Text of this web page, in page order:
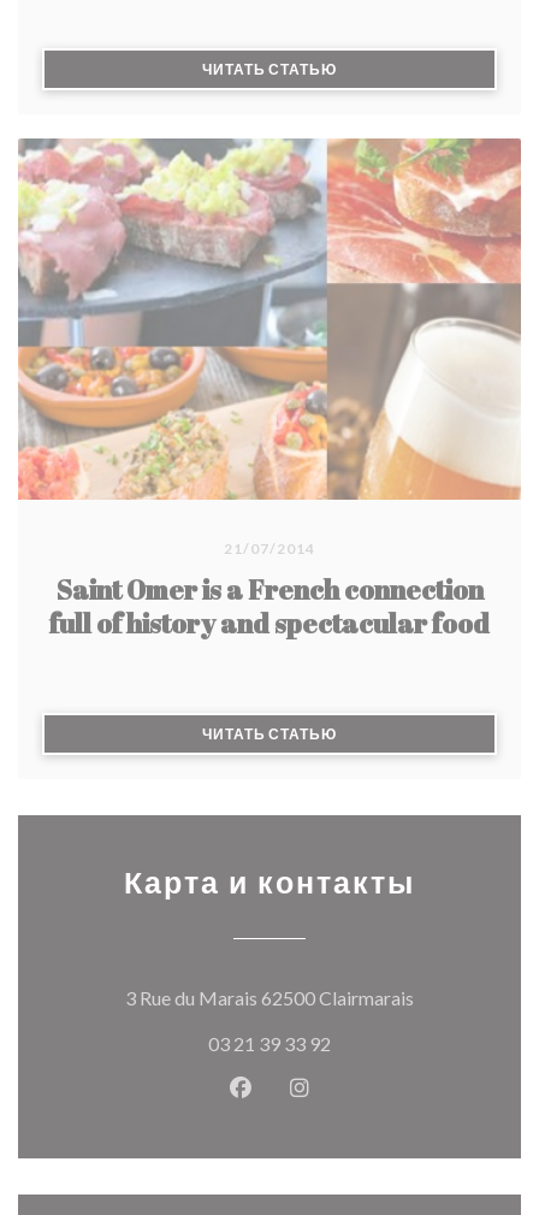
ЧИТАТЬ СТАТЬЮ((ОТКРЫВАЕТСЯ В
21/07/2014
Saint Omer is a French connection
full of history and spectacular food
ЧИТАТЬ СТАТЬЮ((ОТКРЫВАЕТСЯ В
Карта и контакты
3 Rue du Marais 62500 Clairmarais
03 21 39 33 92
Facebook ((открывается в
Instagram